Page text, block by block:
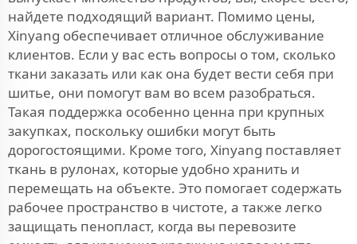
найдете подходящий вариант. Помимо цены,
Xinyang обеспечивает отличное обслуживание
клиентов. Если у вас есть вопросы о том, сколько
ткани заказать или как она будет вести себя при
шитье, они помогут вам во всем разобраться.
Такая поддержка особенно ценна при крупных
закупках, поскольку ошибки могут быть
дорогостоящими. Кроме того, Xinyang поставляет
ткань в рулонах, которые удобно хранить и
перемещать на объекте. Это помогает содержать
рабочее пространство в чистоте, а также легко
защищать пенопласт, когда вы перевозите